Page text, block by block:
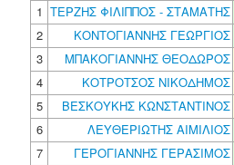
1 ΤΕΡΖΗΣ ΦΙΛΙΠΠΟΣ - ΣΤΑΜΑΤΗΣ
2
ΚΟΝΤΟΓΙΑΝΝΗΣ ΓΕΩΡΓΙΟΣ
3
ΜΠΑΚΟΓΙΑΝΝΗΣ ΘΕΟΔΩΡΟΣ
4
ΚΟΤΡΟΤΣΟΣ ΝΙΚΟΔΗΜΟΣ
5
ΒΕΣΚΟΥΚΗΣ ΚΩΝΣΤΑΝΤΙΝΟΣ
6
ΛΕΥΘΕΡΙΩΤΗΣ ΑΙΜΙΛΙΟΣ
7
ΓΕΡΟΓΙΑΝΝΗΣ ΓΕΡΑΣΙΜΟΣ